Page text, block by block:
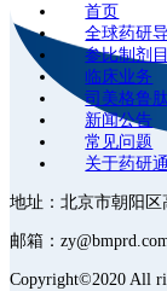
首页
全球药研
参比制剂
临床业务
司美格鲁肽
新闻公告
常见问题
关于药研通
地址：北京市朝阳区
邮箱：
Copyright©2020 All